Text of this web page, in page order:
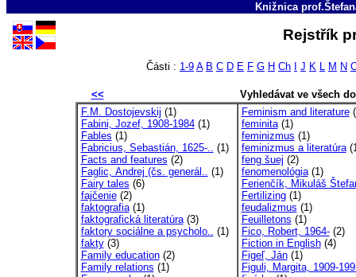
Knižnica
Rejstřík
Části : 1-9 A B C D E F G H Ch J K L M N
<<
Vyhledávat ve všech
F.M. Dostojevskij (1)
Fabini, Jozef, 1908-1984(1)
Fables (1)
Fabricius, Sebastián, 1625-.. (1)
Facts and features (2)
Faglic, Andrej (čs. generál.. (1)
Fairy tales (6)
fajčenie(2)
faktografia(1)
faktografická literatúra(3)
faktory sociálne a psycholo.. (1)
fakty(3)
Family education(2)
Family relations (1)
Feminism and literature
feminita(1)
feminizmus (1)
feminizmus a literatúra
feng šuej (2)
fenomenológia(1)
Ferienčík, Mikuláš
Fertilizing(1)
feudalizmus (1)
Feuilletons (1)
Fico, Robert, 1964-(2)
Fiction in English(4)
Figeľ, Ján(1)
Figuli, Margita, 1909-